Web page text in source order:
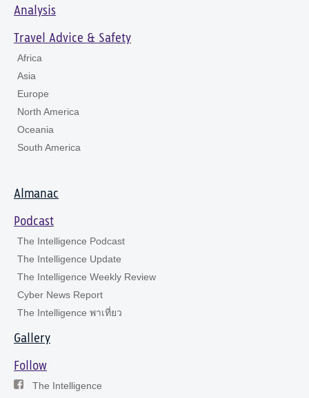
Analysis
Travel Advice & Safety
Africa
Asia
Europe
North America
Oceania
South America
Almanac
Podcast
The Intelligence Podcast
The Intelligence Update
The Intelligence Weekly Review
Cyber News Report
The Intelligence พาเที่ยว
Gallery
Follow
The Intelligence